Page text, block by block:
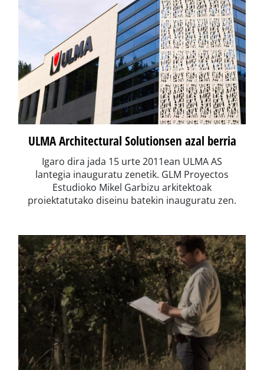
ULMA Architectural Solutionsen azal berria
Igaro dira jada 15 urte 2011ean ULMA AS
lantegia inauguratu zenetik. GLM Proyectos
Estudioko Mikel Garbizu arkitektoak
proiektatutako diseinu batekin inauguratu zen.